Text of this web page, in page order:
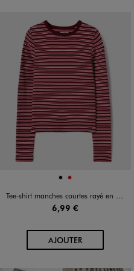
Disponible en 2 coloris
NOIRROUGE
Tee-shirt manches courtes rayé en jersey extensible fille
6,99 €
AJOUTERAU PANIER